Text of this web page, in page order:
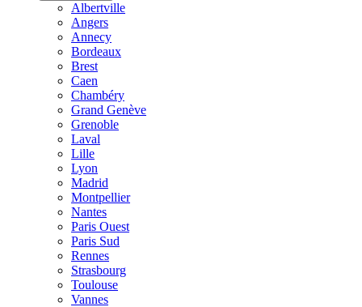
Albertville
Angers
Annecy
Bordeaux
Brest
Caen
Chambéry
Grand Genève
Grenoble
Laval
Lille
Lyon
Madrid
Montpellier
Nantes
Paris Ouest
Paris Sud
Rennes
Strasbourg
Toulouse
Vannes